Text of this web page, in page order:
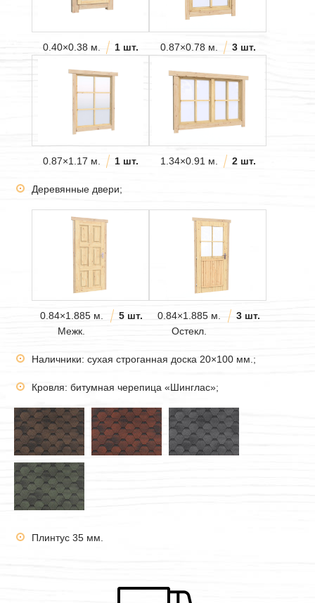
0.40×0.38 м. 1 шт. 0.87×0.78 м. 3 шт.
0.87×1.17 м. 1 шт. 1.34×0.91 м. 2 шт.
Деревянные двери;
0.84×1.885 м.
Межк.
5 шт.
0.84×1.885 м.
Остекл.
3 шт.
Наличники: сухая строганная доска 20×100 мм.;
Кровля: битумная черепица «Шинглас»;
Плинтус 35 мм.